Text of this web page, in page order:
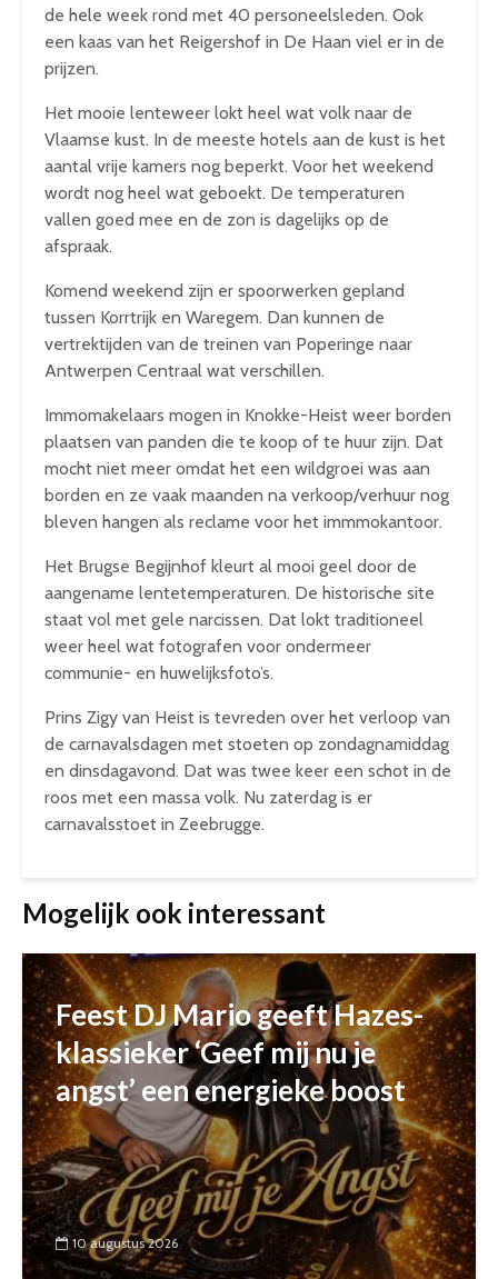
de hele week rond met 40 personeelsleden. Ook
een kaas van het Reigershof in De Haan viel er in de
prijzen.
Het mooie lenteweer lokt heel wat volk naar de
Vlaamse kust. In de meeste hotels aan de kust is het
aantal vrije kamers nog beperkt. Voor het weekend
wordt nog heel wat geboekt. De temperaturen
vallen goed mee en de zon is dagelijks op de
afspraak.
Komend weekend zijn er spoorwerken gepland
tussen Korrtrijk en Waregem. Dan kunnen de
vertrektijden van de treinen van Poperinge naar
Antwerpen Centraal wat verschillen.
Immomakelaars mogen in Knokke-Heist weer borden
plaatsen van panden die te koop of te huur zijn. Dat
mocht niet meer omdat het een wildgroei was aan
borden en ze vaak maanden na verkoop/verhuur nog
bleven hangen als reclame voor het immmokantoor.
Het Brugse Begijnhof kleurt al mooi geel door de
aangename lentetemperaturen. De historische site
staat vol met gele narcissen. Dat lokt traditioneel
weer heel wat fotografen voor ondermeer
communie- en huwelijksfoto’s.
Prins Zigy van Heist is tevreden over het verloop van
de carnavalsdagen met stoeten op zondagnamiddag
en dinsdagavond. Dat was twee keer een schot in de
roos met een massa volk. Nu zaterdag is er
carnavalsstoet in Zeebrugge.
Mogelijk ook interessant
Feest DJ Mario geeft Hazes-
klassieker ‘Geef mij nu je
angst’ een energieke boost
10 augustus 2026